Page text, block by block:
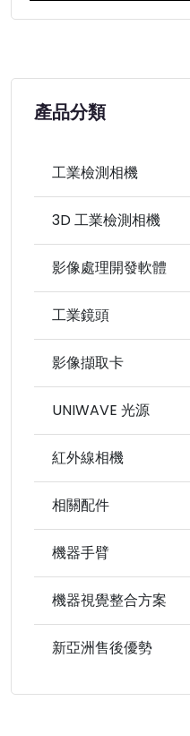
產品分類
工業檢測相機
3D 工業檢測相機
影像處理開發軟體
工業鏡頭
影像擷取卡
UNIWAVE 光源
紅外線相機
相關配件
機器手臂
機器視覺整合方案
新亞洲售後優勢